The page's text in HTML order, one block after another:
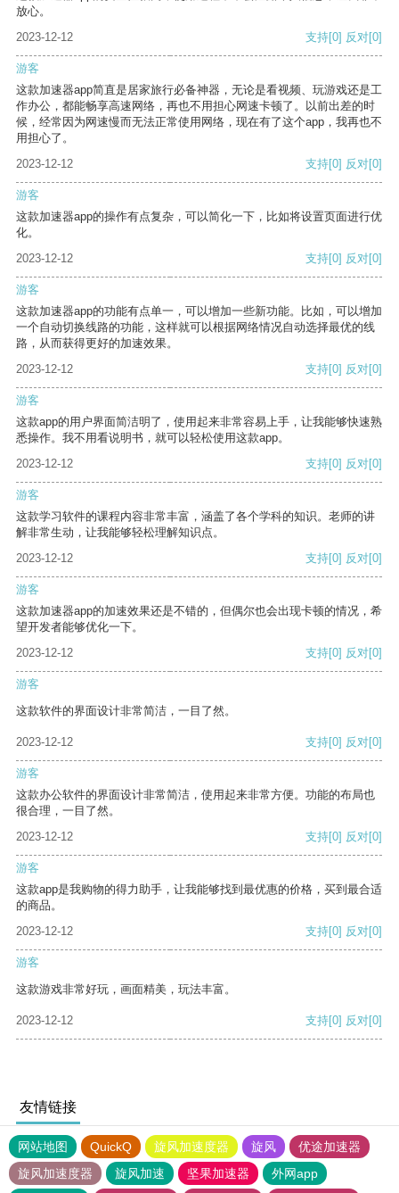
放心。
2023-12-12
支持[0] 反对[0]
游客
这款加速器app简直是居家旅行必备神器，无论是看视频、玩游戏还是工
作办公，都能畅享高速网络，再也不用担心网速卡顿了。以前出差的时
候，经常因为网速慢而无法正常使用网络，现在有了这个app，我再也不
用担心了。
2023-12-12
支持[0] 反对[0]
游客
这款加速器app的操作有点复杂，可以简化一下，比如将设置页面进行优
化。
2023-12-12
支持[0] 反对[0]
游客
这款加速器app的功能有点单一，可以增加一些新功能。比如，可以增加
一个自动切换线路的功能，这样就可以根据网络情况自动选择最优的线
路，从而获得更好的加速效果。
2023-12-12
支持[0] 反对[0]
游客
这款app的用户界面简洁明了，使用起来非常容易上手，让我能够快速熟
悉操作。我不用看说明书，就可以轻松使用这款app。
2023-12-12
支持[0] 反对[0]
游客
这款学习软件的课程内容非常丰富，涵盖了各个学科的知识。老师的讲
解非常生动，让我能够轻松理解知识点。
2023-12-12
支持[0] 反对[0]
游客
这款加速器app的加速效果还是不错的，但偶尔也会出现卡顿的情况，希
望开发者能够优化一下。
2023-12-12
支持[0] 反对[0]
游客
这款软件的界面设计非常简洁，一目了然。
2023-12-12 支持[0] 反对[0]
游客
这款办公软件的界面设计非常简洁，使用起来非常方便。功能的布局也
很合理，一目了然。
2023-12-12
支持[0] 反对[0]
游客
这款app是我购物的得力助手，让我能够找到最优惠的价格，买到最合适
的商品。
2023-12-12
支持[0] 反对[0]
游客
这款游戏非常好玩，画面精美，玩法丰富。
2023-12-12 支持[0] 反对[0]
友情链接
网站地图 QuickQ 旋风加速度器 旋风
优途加速器
旋风加速度器
旋风加速 坚果加速器 外网app